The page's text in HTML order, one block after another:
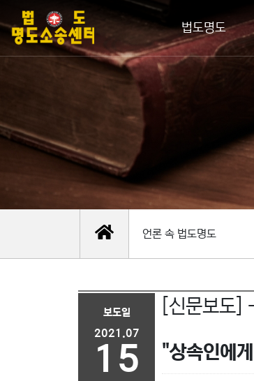
법도명도
언론 속 법도명도
보도일
2021.07
15
[신문보도]
"상속인에